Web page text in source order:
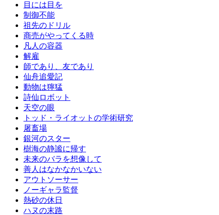
目には目を
制御不能
祖先のドリル
商売がやってくる時
凡人の容器
解雇
師であり、友であり
仙舟追愛記
動物は獰猛
詩仙ロボット
天空の眼
トッド・ライオットの学術研究
屠畜場
銀河のスター
樹海の静謐に帰す
未来のバラを想像して
善人はなかなかいない
アウトソーサー
ノーギャラ監督
熱砂の休日
ハヌの末路